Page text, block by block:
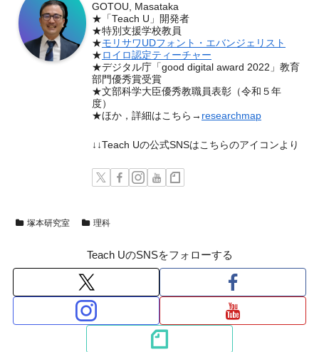
GOTOU, Masataka
★「Teach U」開発者
★特別支援学校教員
★モリサワUDフォント・エバンジェリスト
★ ロイロ認定ティーチャー
★デジタル庁「good digital award 2022」教育
部門優秀賞受賞
★文部科学大臣優秀教職員表彰（令和５年
度）
★ほか，詳細はこちら→ researchmap
↓↓Teach Uの公式SNSはこちらのアイコンより
塚本研究室 理科
Teach UのSNSをフォローする